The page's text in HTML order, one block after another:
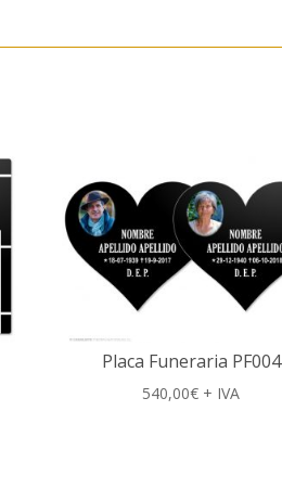
Placa Funeraria PF004
540,00€ + IVA